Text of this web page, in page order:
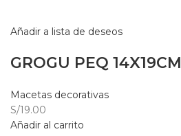
Añadir a lista de deseos
GROGU PEQ 14X19CM
Macetas decorativas
S/19.00
Añadir al carrito